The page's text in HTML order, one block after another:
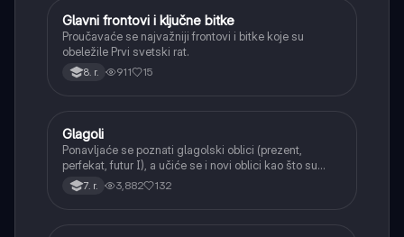
Istorija
Glavni frontovi i ključne bitke
Proučavaće se najvažniji frontovi i bitke koje su
obeležile Prvi svetski rat.
8. r. 911 15
Srpski jezik
Glagoli
Ponavljaće se poznati glagolski oblici (prezent,
perfekat, futur I), a učiće se i novi oblici kao što su
aorist, imperfekat, pluskvamperfekat, futur II, kao i
glagolski prilozi i pridevi.
7. r. 3,882 132